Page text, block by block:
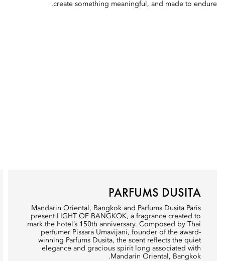
create something meaningful, and made to endure.
PARFUMS DUSITA
Mandarin Oriental, Bangkok and Parfums Dusita Paris
present LIGHT OF BANGKOK, a fragrance created to
mark the hotel’s 150th anniversary. Composed by Thai
perfumer Pissara Umavijani, founder of the award-
winning Parfums Dusita, the scent reflects the quiet
elegance and gracious spirit long associated with
Mandarin Oriental, Bangkok.